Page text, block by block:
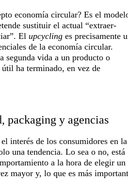
economía circular? Es el
sustituir el actual “extraer-
El upcycling es precisamente
de la economía circular.
segunda vida a un producto o
ha terminado, en vez de
packaging y agencias
interés de los consumidores en la
una tendencia. Lo sea o no, está
a la hora de elegir un
mayor y, lo que es más